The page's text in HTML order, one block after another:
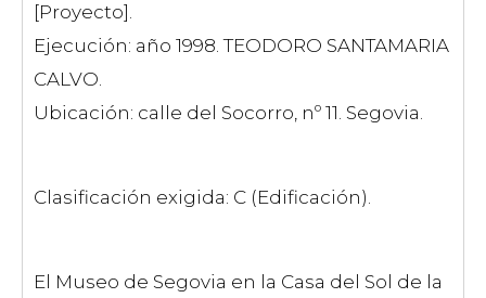
[Proyecto].
Ejecución: año 1998. TEODORO SANTAMARIA
CALVO.
Ubicación: calle del Socorro, nº 11. Segovia.
Clasificación exigida: C (Edificación).
El Museo de Segovia en la Casa del Sol de la